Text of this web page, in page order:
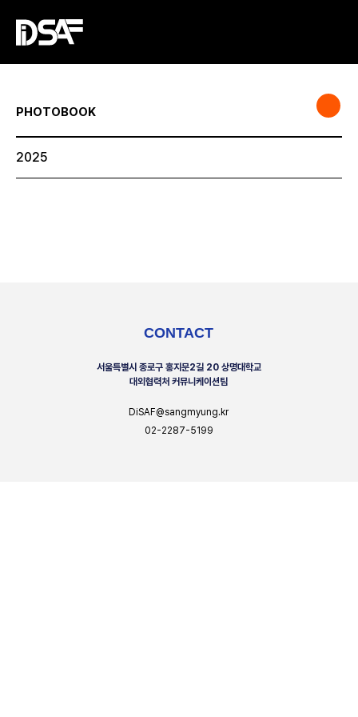
PHOTOBOOK
2025
CONTACT
서울특별시 종로구 홍지문2길 20 상명대학교
대외협력처 커뮤니케이션팀
DiSAF@sangmyung.kr
02-2287-5199